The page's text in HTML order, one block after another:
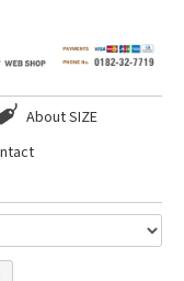
About SIZE